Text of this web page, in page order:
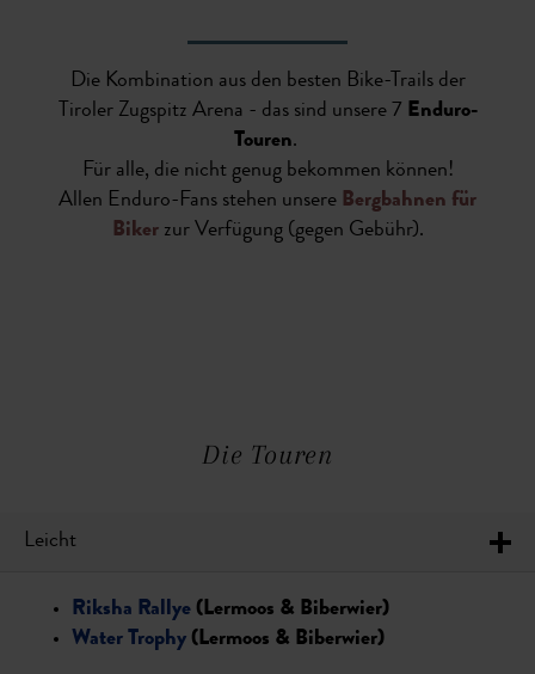
Die Kombination aus den besten Bike-Trails der
Tiroler Zugspitz Arena - das sind unsere 7 Enduro-
Touren.
Für alle, die nicht genug bekommen können!
Allen Enduro-Fans stehen unsere Bergbahnen für
Bikerzur Verfügung (gegen Gebühr).
Die Touren
Leicht
Riksha Rallye (Lermoos & Biberwier)
Water Trophy (Lermoos & Biberwier)